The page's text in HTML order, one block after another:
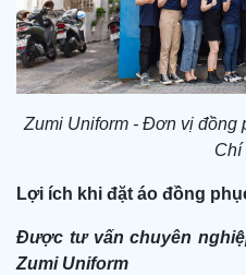
Zumi Uniform - Đơn vị đồng
Chí
Lợi ích khi đặt áo đồng
Được tư vấn chuyên
Zumi Uniform